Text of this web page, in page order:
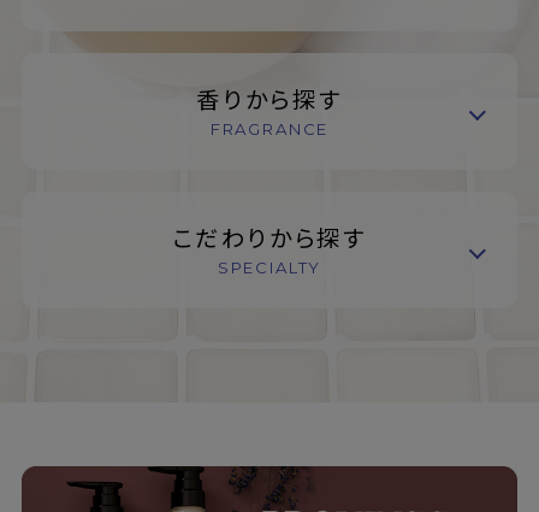
香りから探す
FRAGRANCE
こだわりから探す
SPECIALTY